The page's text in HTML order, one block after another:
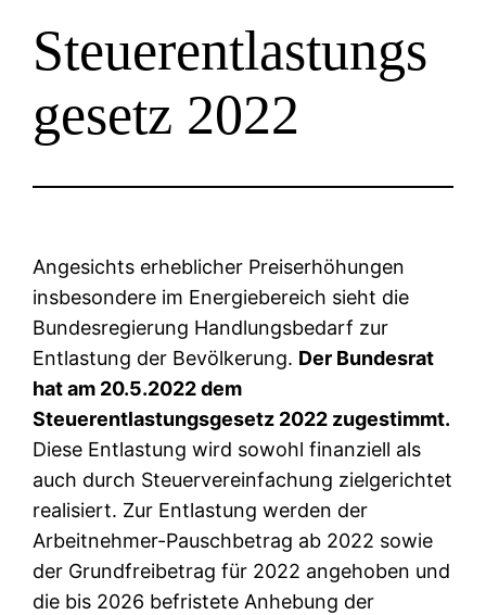
Steuerentlastungs
gesetz 2022
Angesichts erheblicher Preiserhöhungen
insbesondere im Energiebereich sieht die
Bundesregierung Handlungsbedarf zur
Entlastung der Bevölkerung. Der Bundesrat
hat am 20.5.2022 dem
Steuerentlastungsgesetz 2022 zugestimmt.
Diese Entlastung wird sowohl finanziell als
auch durch Steuervereinfachung zielgerichtet
realisiert. Zur Entlastung werden der
Arbeitnehmer-Pauschbetrag ab 2022 sowie
der Grundfreibetrag für 2022 angehoben und
die bis 2026 befristete Anhebung der